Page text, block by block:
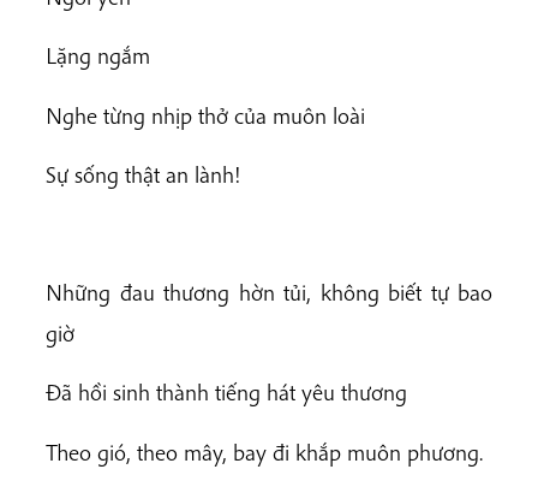
Lặng ngắm
Nghe từng nhịp thở của muôn loài
Sự sống thật an lành!
Những đau thương hờn tủi, không biết tự bao
giờ
Đã hồi sinh thành tiếng hát yêu thương
Theo gió, theo mây, bay đi khắp muôn phương.